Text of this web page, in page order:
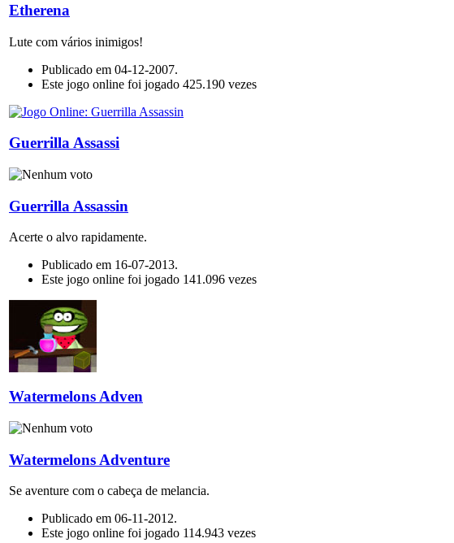
Etherena
Lute com vários inimigos!
Publicado em 04-12-2007.
Este jogo online foi jogado 425.190 vezes
Guerrilla Assassi
Guerrilla Assassin
Acerte o alvo rapidamente.
Publicado em 16-07-2013.
Este jogo online foi jogado 141.096 vezes
Watermelons Adven
Watermelons Adventure
Se aventure com o cabeça de melancia.
Publicado em 06-11-2012.
Este jogo online foi jogado 114.943 vezes